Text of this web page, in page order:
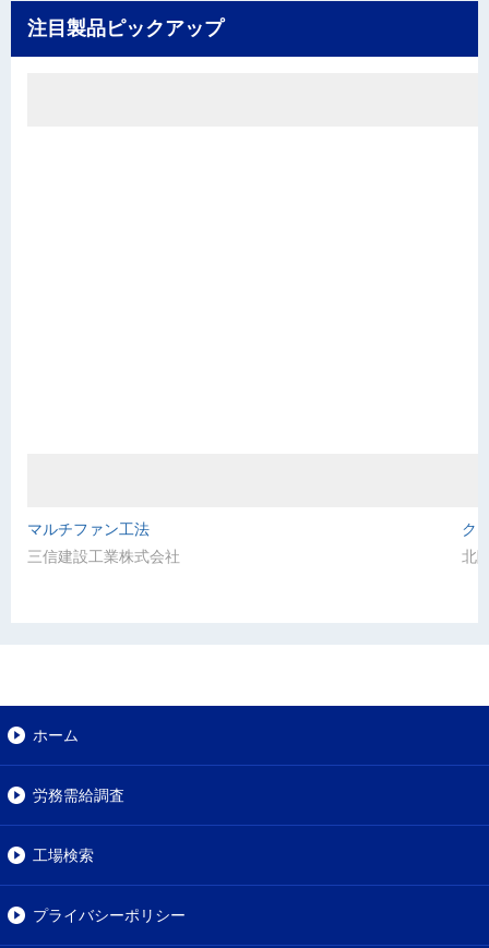
注目製品ピックアップ
マルチファン工法
三信建設工業株式会社
ク
北
ホーム
労務需給調査
工場検索
プライバシーポリシー